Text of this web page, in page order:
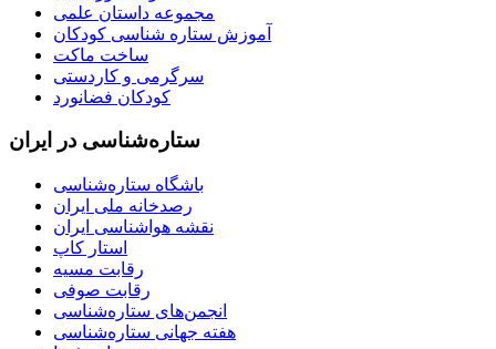
مجموعه داستان علمی
آموزش ستاره شناسی کودکان
ساخت ماکت
سرگرمی و کاردستی
کودکان فضانورد
ستاره‌شناسی در ایران
باشگاه ستاره‌شناسی
رصدخانه ملی ایران
نقشه هواشناسی ایران
استار کاپ
رقابت مسیه
رقابت صوفی
انجمن‌های ستاره‌شناسی
هفته جهانی ستاره‌شناسی